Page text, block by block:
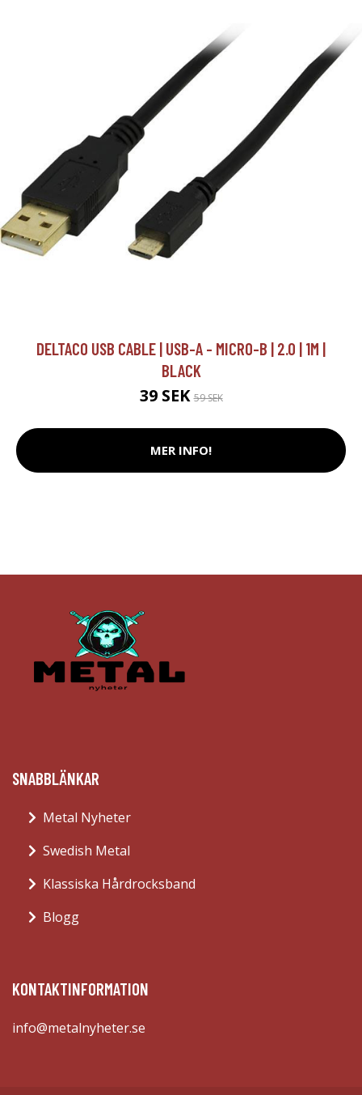
DELTACO USB CABLE | USB-A - MICRO-B | 2.0 | 1M |
BLACK
39 SEK59 SEK
MER INFO!
SNABBLÄNKAR
Metal Nyheter
Swedish Metal
Klassiska Hårdrocksband
Blogg
KONTAKTINFORMATION
info@metalnyheter.se